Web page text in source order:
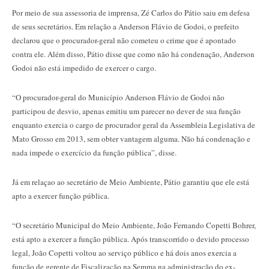
Por meio de sua assessoria de imprensa, Zé Carlos do Pátio saiu em defesa
de seus secretários. Em relação a Anderson Flávio de Godoi, o prefeito
declarou que o procurador-geral não cometeu o crime que é apontado
contra ele. Além disso, Pátio disse que como não há condenação, Anderson
Godoi não está impedido de exercer o cargo.
“O procurador-geral do Município Anderson Flávio de Godoi não
participou de desvio, apenas emitiu um parecer no dever de sua função
enquanto exercia o cargo de procurador geral da Assembleia Legislativa de
Mato Grosso em 2013, sem obter vantagem alguma. Não há condenação e
nada impede o exercício da função pública”, disse.
Já em relaçao ao secretário de Meio Ambiente, Pátio garantiu que ele está
apto a exercer função pública.
“O secretário Municipal do Meio Ambiente, João Fernando Copetti Bohrer,
está apto a exercer a função pública. Após transcorrido o devido processo
legal, João Copetti voltou ao serviço público e há dois anos exercia a
função de gerente de Fiscalização na Semma na administração do ex-